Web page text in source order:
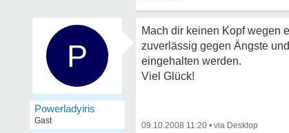
P
Powerladyiris
Gast
Mach dir keinen Kopf wegen
zuverlässig gegen Ängste
eingehalten werden.
Viel Glück!
09.10.2008 11:20 •